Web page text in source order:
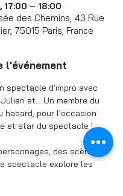
17:00 – 18:00
des Chemins, 43 Rue
75015 Paris, France
l'événement
spectacle d'impro avec
et... Un membre du
hasard, pour l'occasion
et star du spectacle !
des scènes,
spectacle explore les